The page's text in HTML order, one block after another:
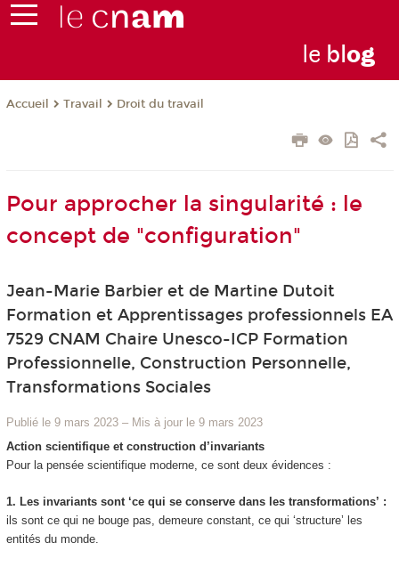
le blog
Accueil Travail Droit du travail
Pour approcher la singularité : le
concept de "configuration"
Jean-Marie Barbier et de Martine Dutoit
Formation et Apprentissages professionnels EA
7529 CNAM Chaire Unesco-ICP Formation
Professionnelle, Construction Personnelle,
Transformations Sociales
Publié le 9 mars 2023 – Mis à jour le 9 mars 2023
Action scientifique et construction d’invariants
Pour la pensée scientifique moderne, ce sont deux évidences :
1. Les invariants sont ‘ce qui se conserve dans les transformations’ :
ils sont ce qui ne bouge pas, demeure constant, ce qui ‘structure’ les
entités du monde.